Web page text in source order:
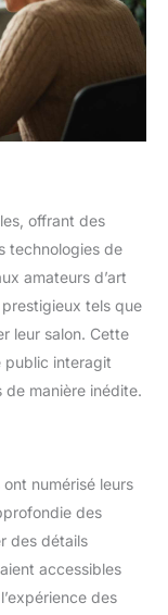
offrant des
technologies de
amateurs d’art
tels que
leur salon. Cette
public interagit
manière inédite.
numérisé leurs
des
des détails
accessibles
des